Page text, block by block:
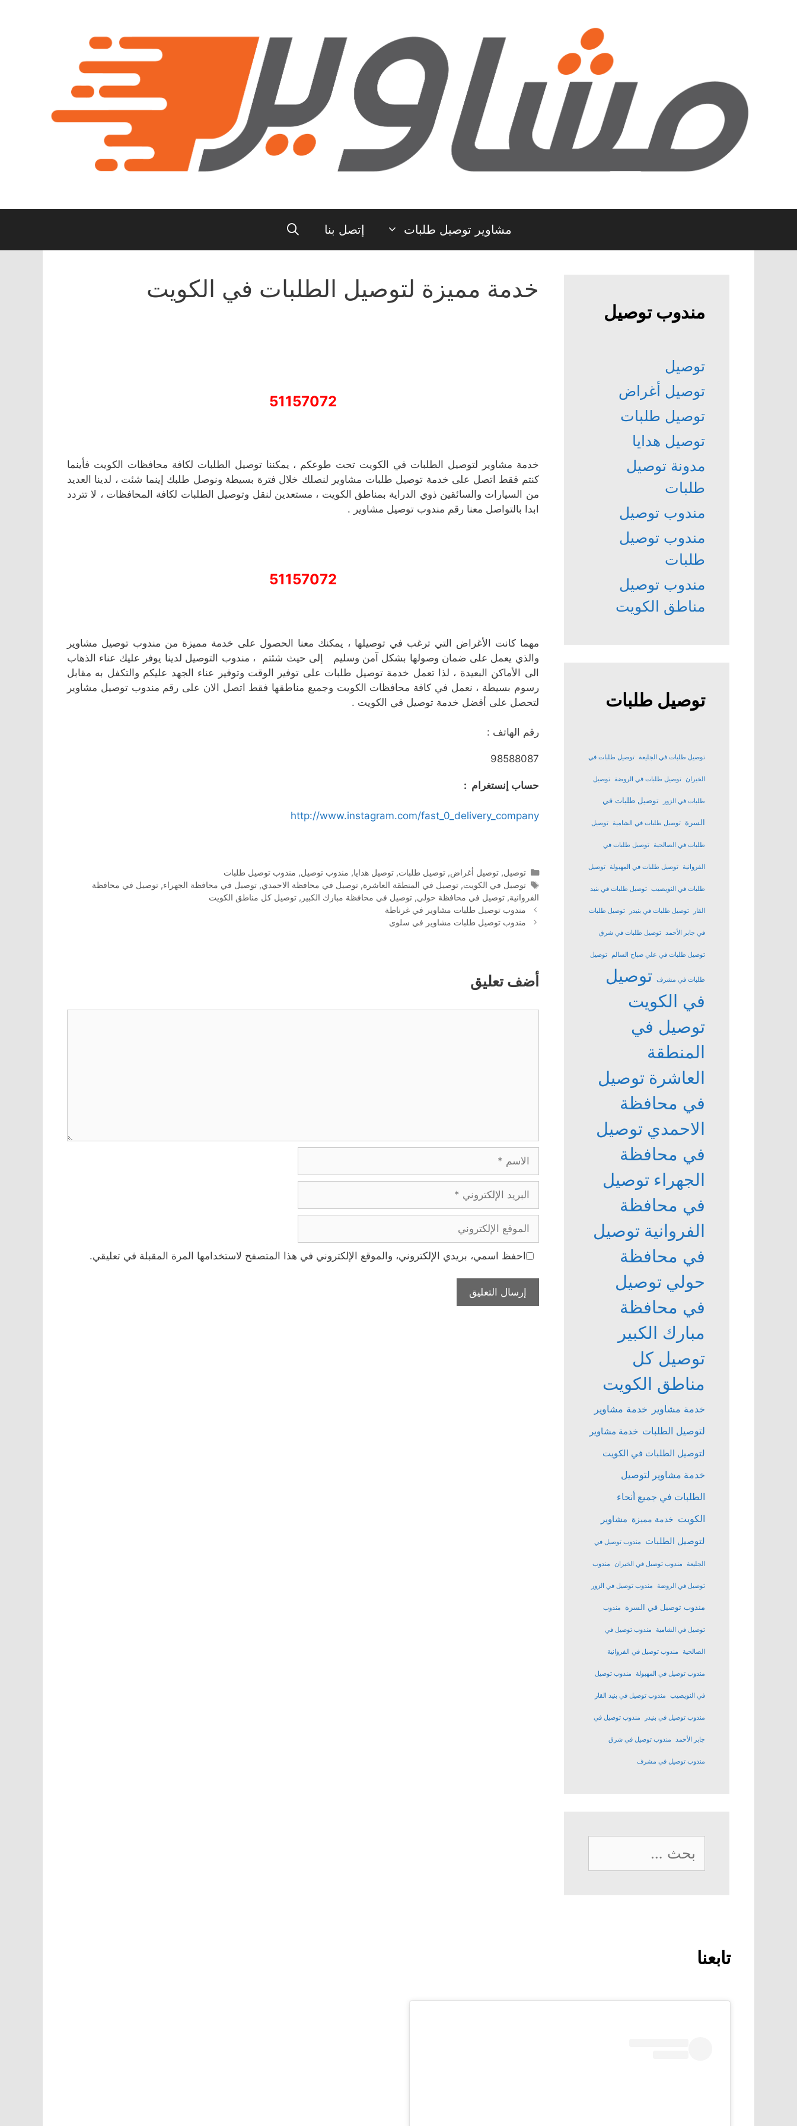
مشاوير توصيل طلبات إتصل بنا
خدمة مميزة لتوصيل الطلبات في الكويت
51157072
خدمة مشاوير لتوصيل الطلبات في الكويت تحت طوعكم ، يمكننا توصيل الطلبات لكافة محافظات الكويت فأينما
كنتم فقط اتصل على خدمة توصيل طلبات مشاوير لنصلك خلال فترة بسيطة ونوصل طلبك إينما شئت ، لدينا العديد
من السيارات والسائقين ذوي الدراية بمناطق الكويت ، مستعدين لنقل وتوصيل الطلبات لكافة المحافظات ، لا تتردد
ابدا بالتواصل معنا رقم مندوب توصيل مشاوير .
51157072
مهما كانت الأغراض التي ترغب في توصيلها ، يمكنك معنا الحصول على خدمة مميزة من مندوب توصيل مشاوير
والذي يعمل على ضمان وصولها بشكل آمن وسليم إلى حيث شئتم ، مندوب التوصيل لدينا يوفر عليك عناء الذهاب
الى الأماكن البعيدة ، لذا تعمل خدمة توصيل طلبات على توفير الوقت وتوفير عناء الجهد عليكم والتكفل به مقابل
رسوم بسيطة ، نعمل في كافة محافظات الكويت وجميع مناطقها فقط اتصل الان على رقم مندوب توصيل مشاوير
لتحصل على أفضل خدمة توصيل في الكويت .
رقم الهاتف :
98588087
حساب إنستغرام :
http://www.instagram.com/fast_0_delivery_company
التصنيفات
توصيل, توصيل أغراض, توصيل طلبات, توصيل هدايا, مندوب توصيل, مندوب توصيل طلبات
الوسوم
توصيل في الكويت, توصيل في المنطقة العاشرة, توصيل في محافظة الاحمدي, توصيل في محافظة الجهراء, توصيل في محافظة
الفروانية,توصيل في محافظة حولي,توصيل في محافظة مبارك الكبير ,توصيل كل مناطق الكويت
مندوب توصيل طلبات مشاوير في غرناطة
مندوب توصيل طلبات مشاوير في سلوى
أضف تعليق
الإلكتروني
الإلكتروني
احفظ اسمي، بريدي الإلكتروني، والموقع الإلكتروني في هذا المتصفح لاستخدامها المرة المقبلة في تعليقي.
مندوب توصيل
توصيل
توصيل أغراض
توصيل طلبات
توصيل هدايا
مدونة توصيل
طلبات
مندوب توصيل
مندوب توصيل
طلبات
مندوب توصيل
مناطق الكويت
توصيل طلبات
توصيل طلبات في الجليعة توصيل طلبات في
الخيران توصيل طلبات في الروضة توصيل
طلبات في الزور توصيل طلبات في
السرة توصيل طلبات في الشامية توصيل
طلبات في الصالحية توصيل طلبات في
الفروانية توصيل طلبات في المهبولة توصيل
طلبات في النويصيب توصيل طلبات في بنيد
القار توصيل طلبات في بنيدر توصيل طلبات
في جابر الأحمد توصيل طلبات في شرق
توصيل طلبات في علي صباح السالم توصيل
طلبات في مشرف
توصيل
في الكويت
توصيل في
المنطقة
العاشرة توصيل
في محافظة
الاحمدي توصيل
في محافظة
الجهراء توصيل
في محافظة
الفروانية توصيل
في محافظة
حولي توصيل
في محافظة
مبارك الكبير
توصيل كل
مناطق الكويت
خدمة مشاوير
خدمة مشاوير
لتوصيل الطلبات خدمة مشاوير
لتوصيل الطلبات في الكويت
خدمة مشاوير لتوصيل
الطلبات في جميع أنحاء
الكويت خدمة مميزة مشاوير
لتوصيل الطلبات مندوب توصيل في
الجليعة مندوب توصيل في الخيران مندوب
توصيل في الروضة مندوب توصيل في الزور
مندوب توصيل في السرة مندوب
توصيل في الشامية مندوب توصيل في
الصالحية مندوب توصيل في الفروانية
مندوب توصيل في المهبولة مندوب توصيل
في النويصيب مندوب توصيل في بنيد القار
مندوب توصيل في بنيدر مندوب توصيل في
جابر الأحمد مندوب توصيل في شرق
مندوب توصيل في مشرف
البحث
عن:
تابعنا